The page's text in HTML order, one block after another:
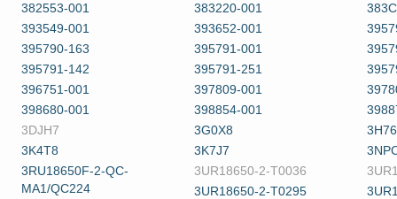
382553-001
383220-001
393549-001
393652-001
395790-163
395791-001
395791-142
395791-251
396751-001
397809-001
398680-001
398854-001
3DJH7
3G0X8
3K4T8
3K7J7
3RU18650F-2-QC-
MA1/QC224
3UR18650-2-T0036
3UR18650-2-T0295